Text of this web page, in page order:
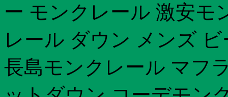
ー モンクレール 激安モ
レール ダウン メンズ
長島モンクレール マフ